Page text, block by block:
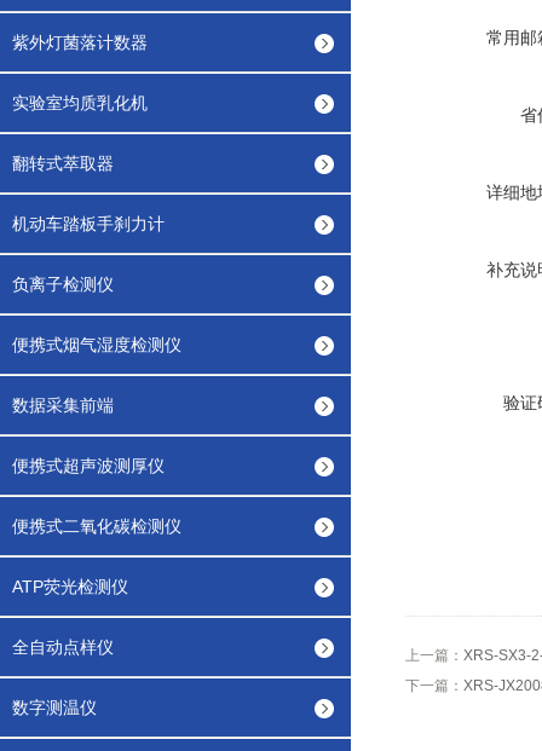
紫外灯菌落计数器
实验室均质乳化机
翻转式萃取器
机动车踏板手刹力计
负离子检测仪
便携式烟气湿度检测仪
数据采集前端
便携式超声波测厚仪
便携式二氧化碳检测仪
ATP荧光检测仪
全自动点样仪
数字测温仪
常用邮
省
详细地
补充说
验证
上一篇： XRS-SX3-
下一篇： XRS-